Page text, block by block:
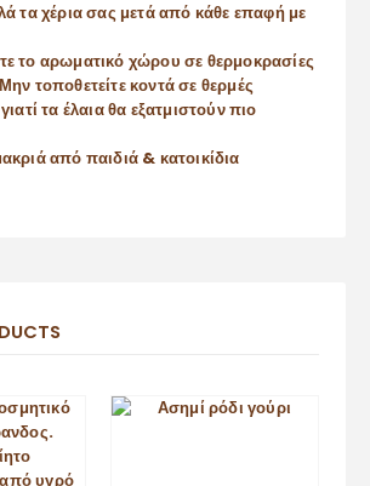
τα χέρια σας μετά από κάθε επαφή με
το αρωματικό χώρου σε θερμοκρασίες
τοποθετείτε κοντά σε θερμές
τα έλαια θα εξατμιστούν πιο
από παιδιά & κατοικίδια